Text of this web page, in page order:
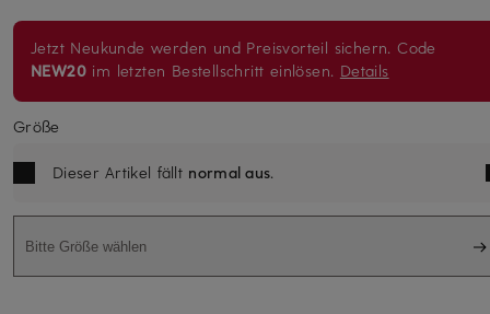
Jetzt Neukunde werden und Preisvorteil sichern. Code
NEW20 im letzten Bestellschritt einlösen. Details
Größe
Dieser Artikel fällt normal aus.
Bitte Größe wählen